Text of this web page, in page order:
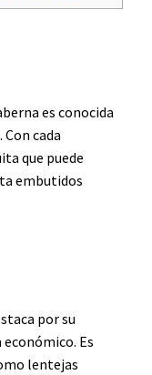
es conocida
cada
que puede
embutidos
por su
Es
lentejas